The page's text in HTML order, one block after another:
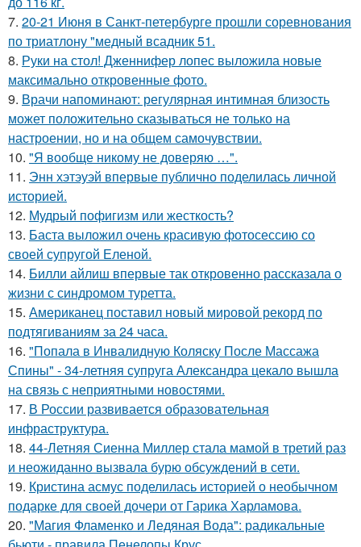
7. 20-21 Июня в Санкт-петербурге прошли соревнования
по триатлону "медный всадник 51.
8. Руки на стол! Дженнифер лопес выложила новые
максимально откровенные фото.
9. Врачи напоминают: регулярная интимная близость
может положительно сказываться не только на
настроении, но и на общем самочувствии.
10. "Я вообще никому не доверяю …".
11. Энн хэтэуэй впервые публично поделилась личной
историей.
12. Мудрый пофигизм или жесткость?
13. Баста выложил очень красивую фотосессию со
своей супругой Еленой.
14. Билли айлиш впервые так откровенно рассказала о
жизни с синдромом туретта.
15. Американец поставил новый мировой рекорд по
подтягиваниям за 24 часа.
16. "Попала в Инвалидную Коляску После Массажа
Спины" - 34-летняя супруга Александра цекало вышла
на связь с неприятными новостями.
17. В России развивается образовательная
инфраструктура.
18. 44-Летняя Сиенна Миллер стала мамой в третий раз
и неожиданно вызвала бурю обсуждений в сети.
19. Кристина асмус поделилась историей о необычном
подарке для своей дочери от Гарика Харламова.
20. "Магия Фламенко и Ледяная Вода": радикальные